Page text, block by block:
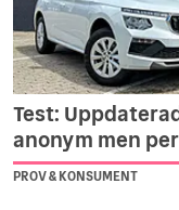
Test:
anonym men
PROV & KONSUMENT